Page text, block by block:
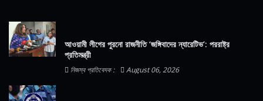
আওয়ামী লীগের পুরনো রাজনীতি ‘জঙ্গিবাদের ন্যারেটিভ’: পররাষ্ট্র
প্রতিমন্ত্রী
নিজস্ব প্রতিবেদক : August 06, 2026